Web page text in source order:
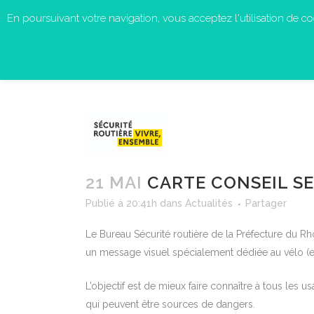
21 MAI CARTE CONSEIL
Publié à 20:41h dans Actualités Partager
Le Bureau Sécurité routière de la Préfecture du
un message visuel spécialement dédiée au vélo
L’objectif est de mieux faire connaître à tous les
qui peuvent être sources de dangers.
En poursuivant votre navigation, vous acceptez l'utilisation de